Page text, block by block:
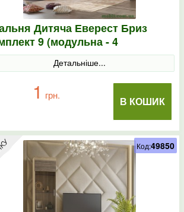
Дитяча Еверест Бриз
9 (модульна - 4
венге/дуб молочний
Детальніше...
В КОШИК
1 грн.
Код:49850